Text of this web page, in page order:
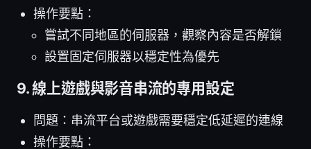
操作要點：
嘗試不同地區的伺服器，觀察內容是否解鎖
設置固定伺服器以穩定性為優先
9. 線上遊戲與影音串流的專用設定
問題：串流平台或遊戲需要穩定低延遲的連線
操作要點：